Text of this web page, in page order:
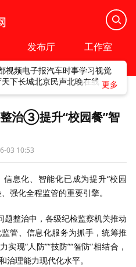
发布厅 工作室
视频电子报汽车时事学习视觉
天下长城北京民声北晚在线
治③提升“校园餐”智
03 10:53
息化、智能化已成为提升“校园
强化全程监管的重要引擎。
题整治中，各级纪检监察机关推动
管、信息化服务为抓手，统筹推
现“人防”“技防”“智防”相结合，
治理能力现代化水平。